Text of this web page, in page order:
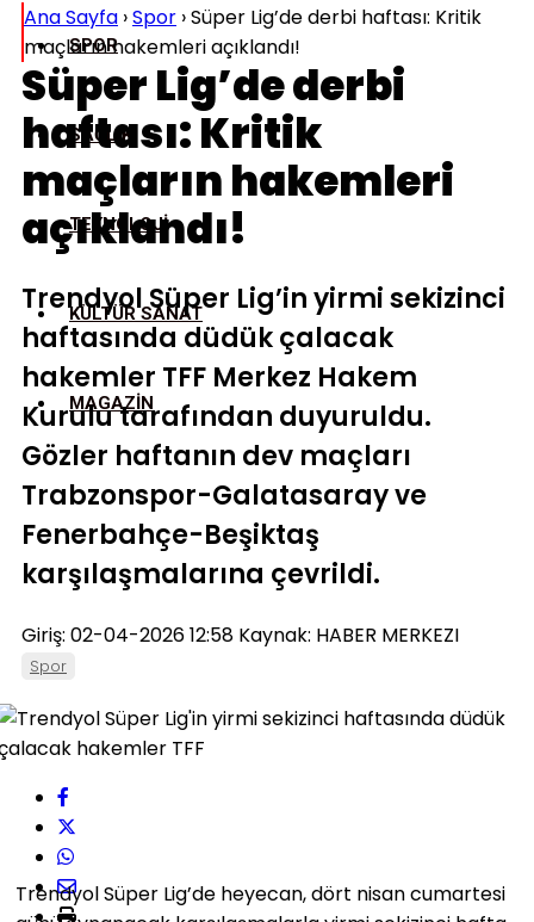
SPOR
SAĞLIK
TEKNOLOJI
KÜLTÜR SANAT
MAGAZIN
Ana Sayfa ›Spor ›Süper Lig’de derbi haftası: Kritik
maçların hakemleri açıklandı!
Süper Lig’de derbi
haftası: Kritik
maçların hakemleri
açıklandı!
Trendyol Süper Lig’in yirmi sekizinci
haftasında düdük çalacak
hakemler TFF Merkez Hakem
Kurulu tarafından duyuruldu.
Gözler haftanın dev maçları
Trabzonspor-Galatasaray ve
Fenerbahçe-Beşiktaş
karşılaşmalarına çevrildi.
Giriş: 02-04-2026 12:58 Kaynak: HABER MERKEZI
Spor
Trendyol Süper Lig’de heyecan, dört nisan cumartesi